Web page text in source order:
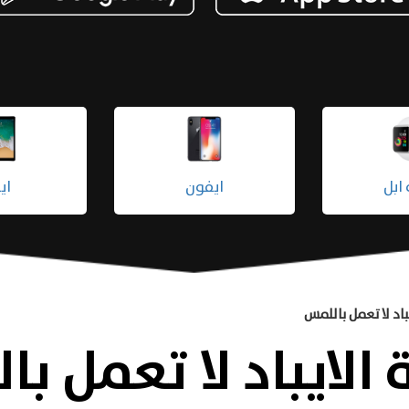
ايفون
لا تعمل باللمس
لا تعمل